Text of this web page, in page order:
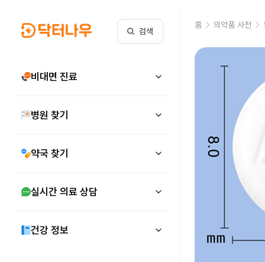
검색
비대면 진료
병원 찾기
약국 찾기
실시간 의료 상담
건강 정보
홈 의약품 사전